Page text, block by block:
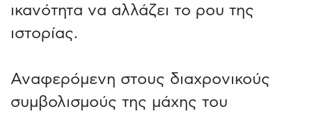
ικανότητα να αλλάζει το ρου της
ιστορίας.
Αναφερόμενη στους διαχρονικούς
συμβολισμούς της μάχης του